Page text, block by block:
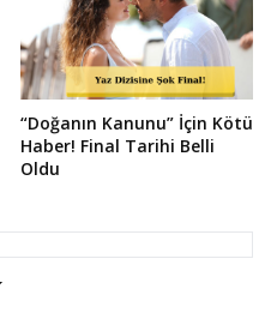
“Doğanın Kanunu” İçin Kötü
Haber! Final Tarihi Belli
Oldu